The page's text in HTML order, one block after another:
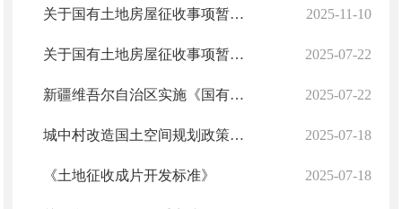
2025-11-10
关于国有土地房屋征收事项暂无更新的情况说明
2025-07-22
关于国有土地房屋征收事项暂无更新的情况说明
2025-07-22
新疆维吾尔自治区实施《国有土地上房屋征收与补偿条例》办法
2025-07-18
城中村改造国土空间规划政策指引
2025-07-18
《土地征收成片开发标准》